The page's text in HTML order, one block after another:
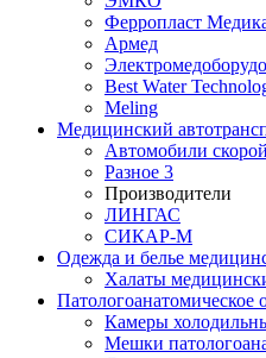
Ферропласт
Армед
Best Water
Meling
Медицинский
Автомобили
Разное 3
Производители
ЛИНГАС
СИКАР-М
Одежда и белье
Халаты
Патологоанатомическое
Камеры
Мешки